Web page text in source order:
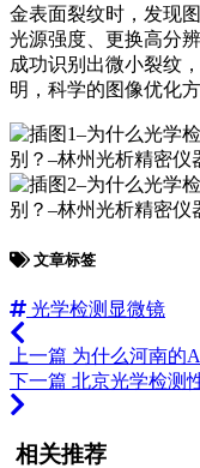
金表面裂纹时，发现
光源强度、更换高分
成功识别出微小裂纹
明，科学的图像优化
文章标签
光学检测显微镜
上一篇 为什么河南的
下一篇 北京光学检测
相关推荐